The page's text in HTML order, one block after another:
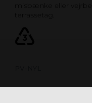
misbænke eller
terrassetag.